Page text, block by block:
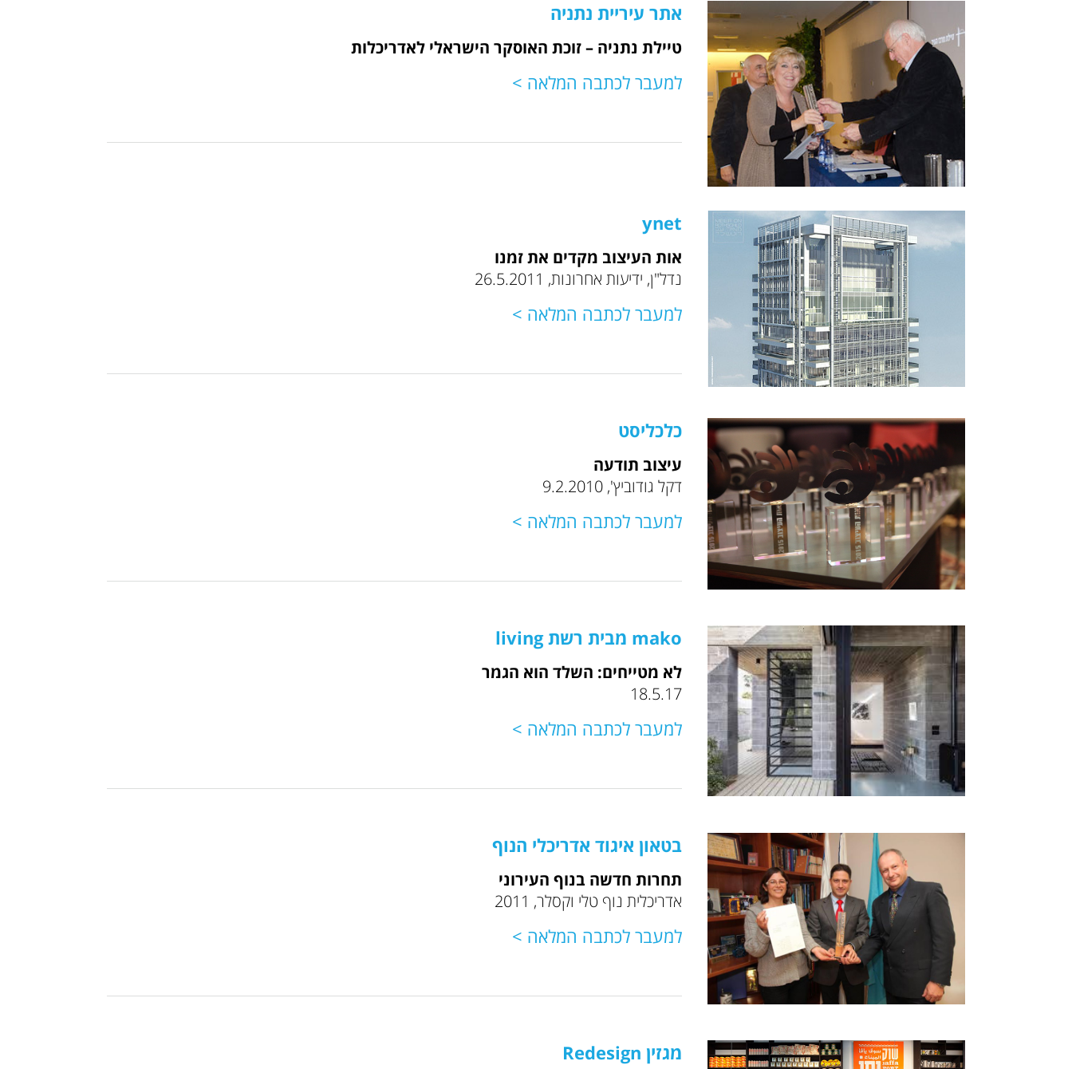
אתר עיריית נתניה
טיילת נתניה – זוכת האוסקר הישראלי לאדריכלות
למעבר לכתבה המלאה >
ynet
אות העיצוב מקדים את זמנו
נדל"ן, ידיעות אחרונות, 26.5.2011
למעבר לכתבה המלאה >
כלכליסט
עיצוב תודעה
דקל גודוביץ', 9.2.2010
למעבר לכתבה המלאה >
mako מבית רשת living
לא מטייחים: השלד הוא הגמר
18.5.17
למעבר לכתבה המלאה >
בטאון איגוד אדריכלי הנוף
תחרות חדשה בנוף העירוני
אדריכלית נוף טלי וקסלר, 2011
למעבר לכתבה המלאה >
מגזין Redesign